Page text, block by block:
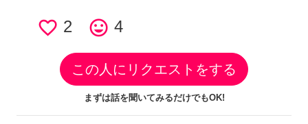
favorite_border 2 tag_faces 4
この人にリクエストをする
まずは話を聞いてみるだけでもOK!